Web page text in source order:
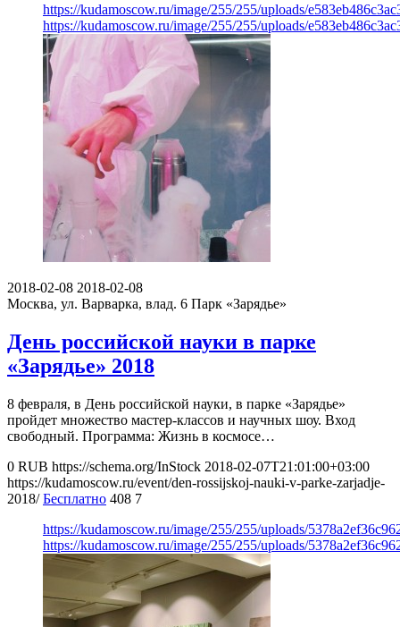
https://kudamoscow.ru/image/255/255/uploads/
https://kudamoscow.ru/image/255/255/uploads/
2018-02-08 2018-02-08
Москва, ул. Варварка, влад. 6 Парк «Зарядье»
День российской науки в парке
«Зарядье» 2018
8 февраля, в День российской науки, в парке «Зарядье»
пройдет множество мастер-классов и научных шоу. Вход
свободный. Программа: Жизнь в космосе…
0 RUB https://schema.org/InStock 2018-02-07T21:01:00+03:00
https://kudamoscow.ru/event/den-rossijskoj-nauki-v-parke-zarjadje-
2018/ Бесплатно 408 7
https://kudamoscow.ru/image/255/255/uploads/
https://kudamoscow.ru/image/255/255/uploads/